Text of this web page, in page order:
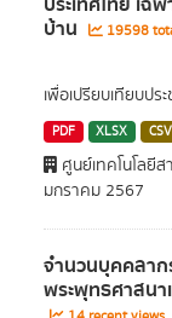
บ้าน 19598
เพื่อเปรียบเทียบป
PDF XLSX CSV
ศูนย์เทคโนโลยี
มกราคม 2567
จำนวนบุคคลาก
พระพุทธศาสนา